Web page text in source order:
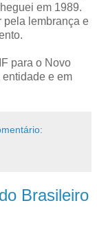
em 1989.
pela lembrança e
para o Novo
e em
Brasileiro